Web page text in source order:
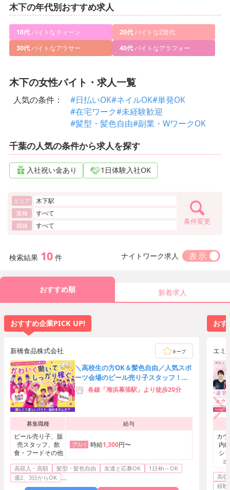
木下の年代別おすすめ求人
10代バイトなティーン 20代バイトなZ世代
30代バイトなアラサー 40代バイトなアラフォー
木下の女性バイト・求人一覧
人気の条件： #日払いOK#ネイルOK#単発OK
#在宅ワーク#未経験歓迎
#髪型・髪色自由#副業・WワークOK
千葉の人気の条件から求人を探す
入社祝い金あり 1日体験入社OK
エリア 木下駅
業種 すべて
職種 すべて 条件変更
検索結果 10 件 ナイトワーク求人
おすすめ順 新着求人
おすすめ企業PICK UP!
新橋食品株式会社 キープ
＼高校生の方OK＆髪色自由／人気スポ
ーツ会場のビール売り子スタッフ！友
達応募歓迎★時給3,000円可
各線「海浜幕張駅」より徒歩20分
募集職種 給与
ビール売り子、販
売スタッフ、飲
食・フードその他
ア/パ 時給1,300円〜
高収入・高額 髪型・髪色自由 友達と応募OK
1日4h～OK
週2、3日からOK ...
おす
エミ
カ
内(
シ
ト
エ
高
経験